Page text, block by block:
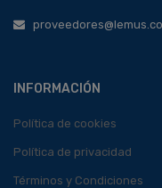
INFORMACIÓN
Política de cookies
Política de privacidad
Términos y Condiciones